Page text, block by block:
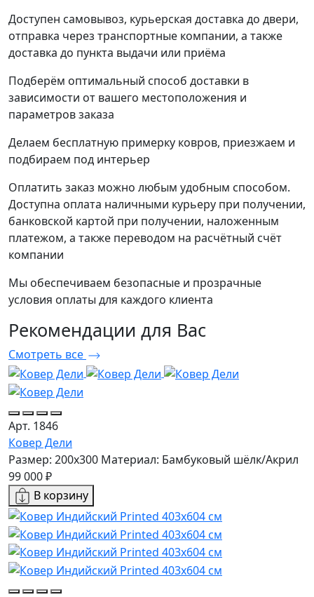
Доступен самовывоз, курьерская доставка до двери,
отправка через транспортные компании, а также
доставка до пункта выдачи или приёма
Подберём оптимальный способ доставки в
зависимости от вашего местоположения и
параметров заказа
Делаем бесплатную примерку ковров, приезжаем и
подбираем под интерьер
Оплатить заказ можно любым удобным способом.
Доступна оплата наличными курьеру при получении,
банковской картой при получении, наложенным
платежом, а также переводом на расчётный счёт
компании
Мы обеспечиваем безопасные и прозрачные
условия оплаты для каждого клиента
Рекомендации для Вас
Смотреть все
Арт. 1846
Ковер Дели
Размер: 200x300 Материал: Бамбуковый шёлк/Акрил
99 000 ₽
В корзину